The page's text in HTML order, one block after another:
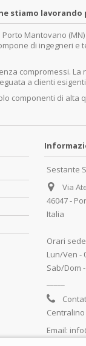
stiamo
Mantovano
di ingegneri
compromessi.
a clienti
componenti di alta
Sestante
Via
46047 -
Italia
Orari
Lun/Ven -
Sab/Dom
Centralino
Email: